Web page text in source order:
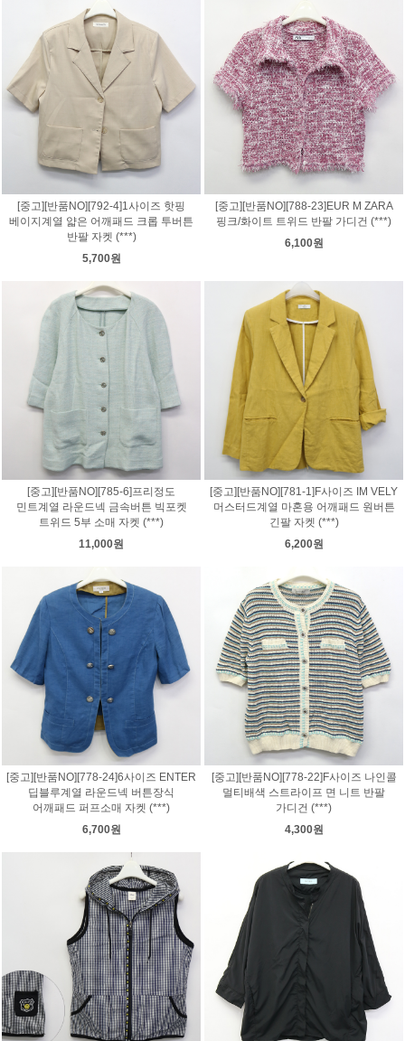
[중고][반품NO][792-4]1사이즈 핫핑
베이지계열 얇은 어깨패드 크롭 투버튼
반팔 자켓 (***)
5,700원
[중고][반품NO][788-23]EUR M ZARA
핑크/화이트 트위드 반팔 가디건 (***)
6,100원
[중고][반품NO][785-6]프리정도
민트계열 라운드넥 금속버튼 빅포켓
트위드 5부 소매 자켓 (***)
11,000원
[중고][반품NO][781-1]F사이즈 IM VELY
머스터드계열 마혼용 어깨패드 원버튼
긴팔 자켓 (***)
6,200원
[중고][반품NO][778-24]6사이즈 ENTER
딥블루계열 라운드넥 버튼장식
어깨패드 퍼프소매 자켓 (***)
6,700원
[중고][반품NO][778-22]F사이즈 나인콜
멀티배색 스트라이프 면 니트 반팔
가디건 (***)
4,300원